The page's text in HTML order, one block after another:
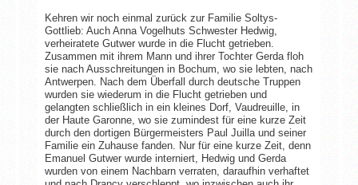
Kehren wir noch einmal zurück zur Familie Soltys-
Gottlieb: Auch Anna Vogelhuts Schwester Hedwig,
verheiratete Gutwer wurde in die Flucht getrieben.
Zusammen mit ihrem Mann und ihrer Tochter Gerda floh
sie nach Ausschreitungen in Bochum, wo sie lebten, nach
Antwerpen. Nach dem Überfall durch deutsche Truppen
wurden sie wiederum in die Flucht getrieben und
gelangten schließlich in ein kleines Dorf, Vaudreuille, in
der Haute Garonne, wo sie zumindest für eine kurze Zeit
durch den dortigen Bürgermeisters Paul Juilla und seiner
Familie ein Zuhause fanden. Nur für eine kurze Zeit, denn
Emanuel Gutwer wurde interniert, Hedwig und Gerda
wurden von einem Nachbarn verraten, daraufhin verhaftet